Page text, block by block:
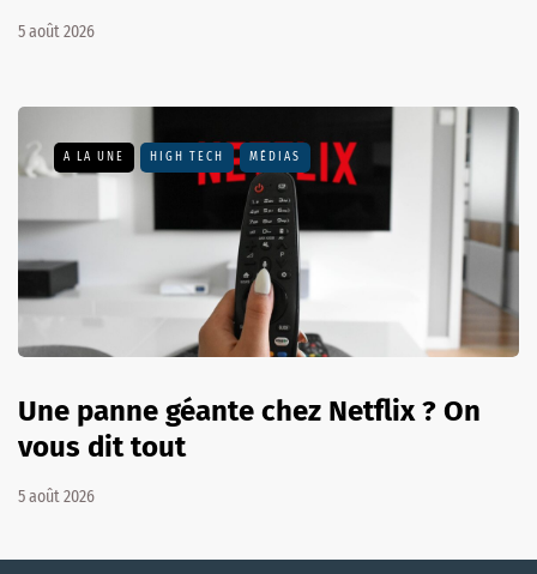
5 août 2026
A LA UNE HIGH TECH MÉDIAS
Une panne géante chez Netflix ? On
vous dit tout
5 août 2026